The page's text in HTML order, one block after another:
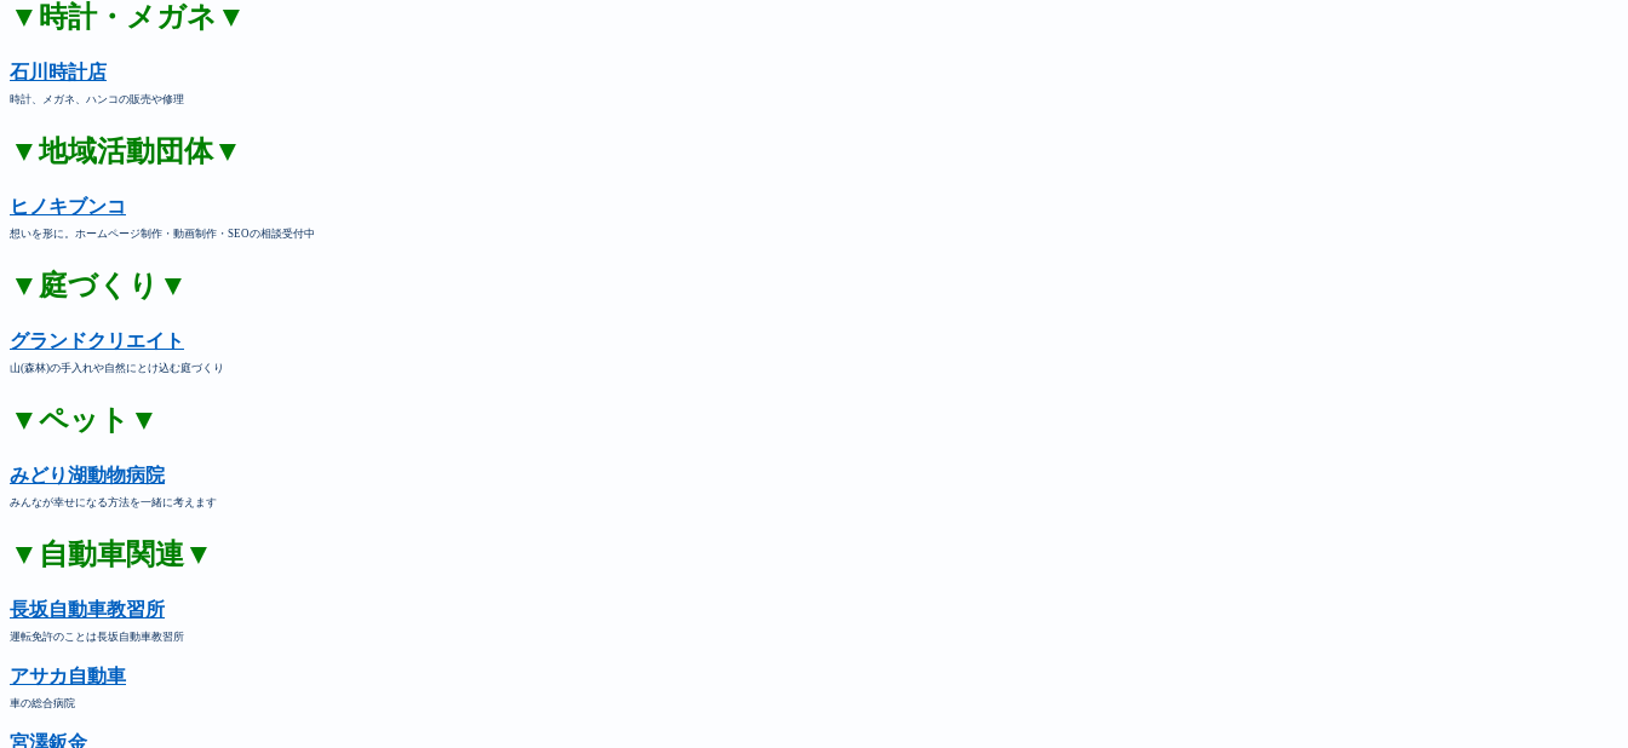
▼時計・メガネ▼
石川時計店
時計、メガネ、ハンコの販売や修理
▼地域活動団体▼
ヒノキブンコ
想いを形に。ホームページ制作・動画制作・SEOの相談受付中
▼庭づくり▼
グランドクリエイト
山(森林)の手入れや自然にとけ込む庭づくり
▼ペット▼
みどり湖動物病院
みんなが幸せになる方法を一緒に考えます
▼自動車関連▼
長坂自動車教習所
運転免許のことは長坂自動車教習所
アサカ自動車
車の総合病院
宮澤鈑金